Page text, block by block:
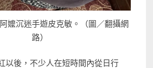
嬤沉迷手遊皮克敏。（圖／翻攝網
路）
以後，不少人在短時間內從日行